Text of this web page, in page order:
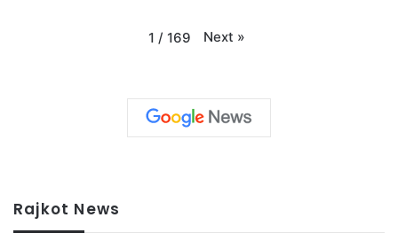
1 / 169 Next »
Rajkot News